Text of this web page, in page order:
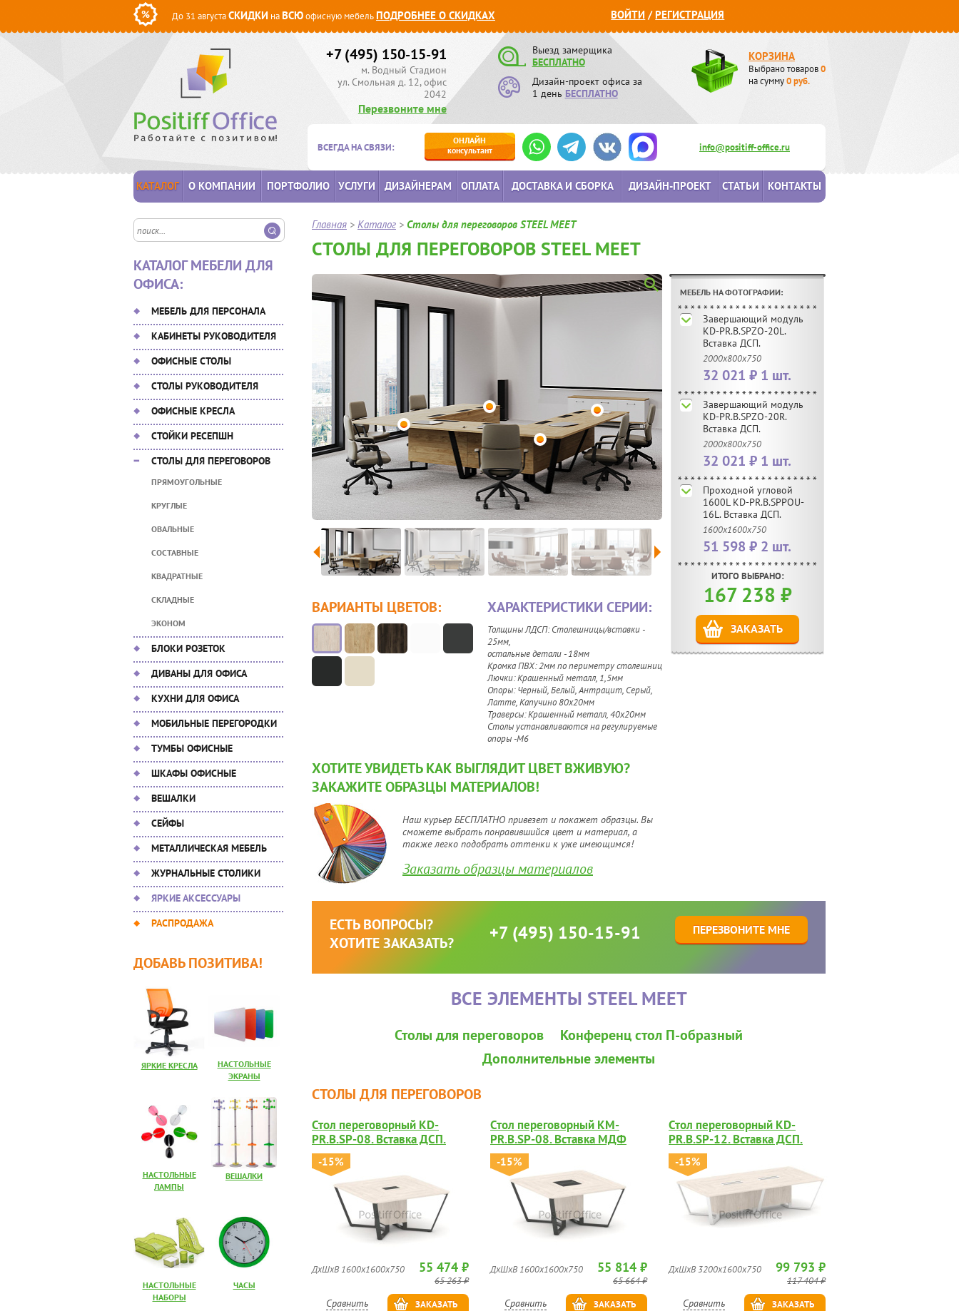
До 31 августаСКИДКИ наВСЮофисную мебельПОДРОБНЕЕ О СКИДКАХ ВОЙТИ /РЕГИСТРАЦИЯ
+7 (495) 150-15-91
м. Водный Стадион
ул. Смольная д. 12, офис
2042
Перезвоните мне
Выезд замерщика
БЕСПЛАТНО
Дизайн-проект офиса за
1 день БЕСПЛАТНО
КОРЗИНА
Выбрано товаров0
на сумму0руб.
ВСЕГДА НА СВЯЗИ:
ОНЛАЙН
консультант
info@positiff-office.ru
КАТАЛОГ О КОМПАНИИ ПОРТФОЛИО УСЛУГИ ДИЗАЙНЕРАМ ОПЛАТА ДОСТАВКА И СБОРКА ДИЗАЙН-ПРОЕКТ СТАТЬИ КОНТАКТЫ
КАТАЛОГ МЕБЕЛИ ДЛЯ
ОФИСА:
МЕБЕЛЬ ДЛЯ ПЕРСОНАЛА
КАБИНЕТЫ РУКОВОДИТЕЛЯ
ОФИСНЫЕ СТОЛЫ
СТОЛЫ РУКОВОДИТЕЛЯ
ОФИСНЫЕ КРЕСЛА
СТОЙКИ РЕСЕПШН
СТОЛЫ ДЛЯ ПЕРЕГОВОРОВ
ПРЯМОУГОЛЬНЫЕ
КРУГЛЫЕ
ОВАЛЬНЫЕ
СОСТАВНЫЕ
КВАДРАТНЫЕ
СКЛАДНЫЕ
ЭКОНОМ
БЛОКИ РОЗЕТОК
ДИВАНЫ ДЛЯ ОФИСА
КУХНИ ДЛЯ ОФИСА
МОБИЛЬНЫЕ ПЕРЕГОРОДКИ
ТУМБЫ ОФИСНЫЕ
ШКАФЫ ОФИСНЫЕ
ВЕШАЛКИ
СЕЙФЫ
МЕТАЛЛИЧЕСКАЯ МЕБЕЛЬ
ЖУРНАЛЬНЫЕ СТОЛИКИ
ЯРКИЕ АКСЕССУАРЫ
РАСПРОДАЖА
ДОБАВЬ ПОЗИТИВА!
ЯРКИЕ КРЕСЛА
НАСТОЛЬНЫЕ
ЭКРАНЫ
НАСТОЛЬНЫЕ
ЛАМПЫ
ВЕШАЛКИ
НАСТОЛЬНЫЕ
НАБОРЫ
ЧАСЫ
Главная > Каталог > Столы для переговоров STEEL MEET
СТОЛЫ ДЛЯ ПЕРЕГОВОРОВ STEEL MEET
МЕБЕЛЬ НА ФОТОГРАФИИ:
Завершающий модуль
KD-PR.B.SPZO-20L.
Вставка ДСП.
2000х800х750
32 021 ₽ 1 шт.
Завершающий модуль
KD-PR.B.SPZO-20R.
Вставка ДСП.
2000х800х750
32 021 ₽ 1 шт.
Проходной угловой
1600L KD-PR.B.SPPOU-
16L. Вставка ДСП.
1600х1600х750
51 598 ₽ 2 шт.
ИТОГО ВЫБРАНО:
167 238 ₽
ЗАКАЗАТЬ
ВАРИАНТЫ ЦВЕТОВ: ХАРАКТЕРИСТИКИ СЕРИИ:
Толщины ЛДСП: Столешницы/вставки -
25мм,
остальные детали - 18мм
Кромка ПВХ: 2мм по периметру столешниц
Лючки: Крашенный металл, 1,5мм
Опоры: Черный, Белый, Антрацит, Серый,
Латте, Капучино 80х20мм
Траверсы: Крашенный металл, 40х20мм
Столы устанавливаются на регулируемые
опоры -М6
ХОТИТЕ УВИДЕТЬ КАК ВЫГЛЯДИТ ЦВЕТ ВЖИВУЮ?
ЗАКАЖИТЕ ОБРАЗЦЫ МАТЕРИАЛОВ!
Наш курьер БЕСПЛАТНО привезет и покажет образцы. Вы
сможете выбрать понравившийся цвет и материал, а
также легко подобрать оттенки к уже имеющимся!
Заказать образцы материалов
ЕСТЬ ВОПРОСЫ?
ХОТИТЕ ЗАКАЗАТЬ?
+7 (495) 150-15-91 ПЕРЕЗВОНИТЕ МНЕ
ВСЕ ЭЛЕМЕНТЫ STEEL MEET
Столы для переговоров
Конференц стол П-образный
Дополнительные элементы
СТОЛЫ ДЛЯ ПЕРЕГОВОРОВ
Стол переговорный KD-
PR.B.SP-08. Вставка ДСП.
-15%
ДхШхВ 1600х1600х750 55 474 ₽
65 263 ₽
Сравнить ЗАКАЗАТЬ
Стол переговорный KM-
PR.B.SP-08. Вставка МДФ
глянец.
-15%
ДхШхВ 1600х1600х750 55 814 ₽
65 664 ₽
Сравнить ЗАКАЗАТЬ
Стол переговорный KD-
PR.B.SP-12. Вставка ДСП.
-15%
ДхШхВ 3200х1600х750 99 793 ₽
117 404 ₽
Сравнить ЗАКАЗАТЬ